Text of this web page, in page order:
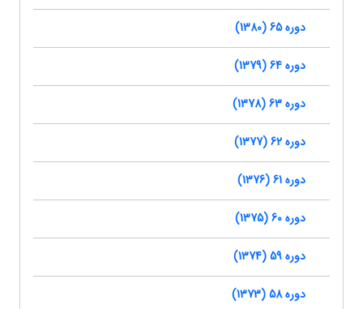
دوره 65 (1380)
دوره 64 (1379)
دوره 63 (1378)
دوره 62 (1377)
دوره 61 (1376)
دوره 60 (1375)
دوره 59 (1374)
دوره 58 (1373)